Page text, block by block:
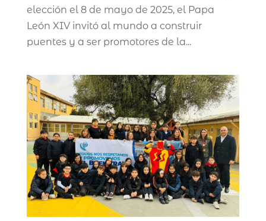
elección el 8 de mayo de 2025, el Papa
León XIV invitó al mundo a construir
puentes y a ser promotores de la...